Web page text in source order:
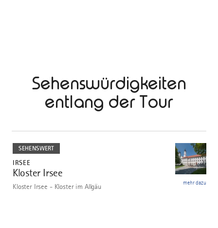
Sehenswürdigkeiten
entlang der Tour
SEHENSWERT
IRSEE
1
Kloster Irsee
Kloster Irsee - Kloster im Allgäu mehr dazu
dazu